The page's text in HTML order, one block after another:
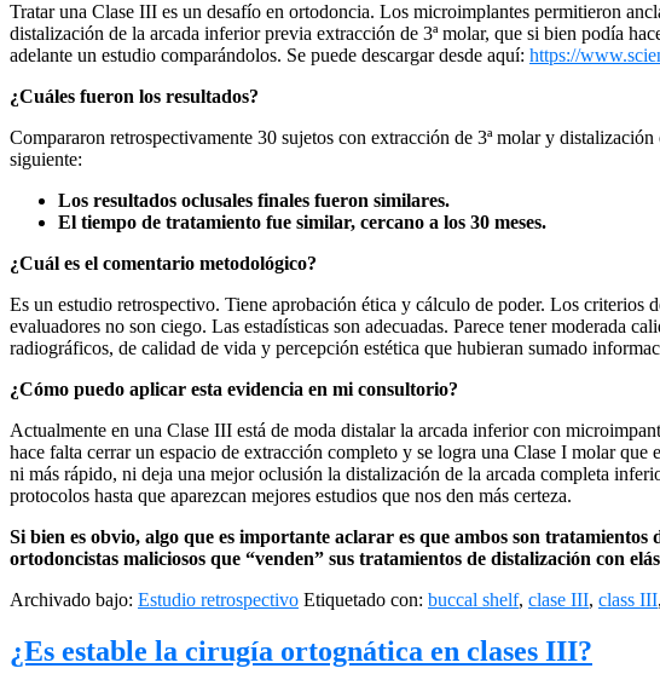
Tratar una Clase III es un desafío en ortodoncia. Los microimplantes permitieron
distalización de la arcada inferior previa extracción de 3ª molar, que si bien podía
adelante un estudio comparándolos. Se puede descargar desde aquí: https://
¿Cuáles fueron los resultados?
Compararon retrospectivamente 30 sujetos con extracción de 3ª molar y
siguiente:
Los resultados oclusales finales fueron similares.
El tiempo de tratamiento fue similar, cercano a los 30 meses.
¿Cuál es el comentario metodológico?
Es un estudio retrospectivo. Tiene aprobación ética y cálculo de poder. Los
evaluadores no son ciego. Las estadísticas son adecuadas. Parece tener moderada
radiográficos, de calidad de vida y percepción estética que hubieran sumado
¿Cómo puedo aplicar esta evidencia en mi consultorio?
Actualmente en una Clase III está de moda distalar la arcada inferior con
hace falta cerrar un espacio de extracción completo y se logra una Clase I molar que
ni más rápido, ni deja una mejor oclusión la distalización de la arcada completa
protocolos hasta que aparezcan mejores estudios que nos den más certeza.
Si bien es obvio, algo que es importante aclarar es que ambos son
ortodoncistas maliciosos que “venden” sus tratamientos de distalización con
Archivado bajo: Estudio retrospectivo Etiquetado con: buccal shelf, clase III, class III,
¿Es estable la cirugía ortognática en clases III?